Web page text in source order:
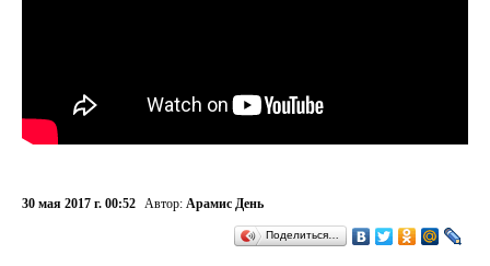
30 мая 2017 г. 00:52 Автор: Арамис День
Поделиться…